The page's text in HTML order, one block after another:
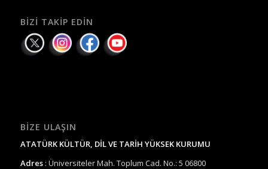
BIZI TAKIP EDIN
BIZE ULAŞIN
ATATÜRK KÜLTÜR, DİL VE TARİH YÜKSEK KURUMU
Adres : Üniversiteler Mah. Toplum Cad. No.: 5 06800